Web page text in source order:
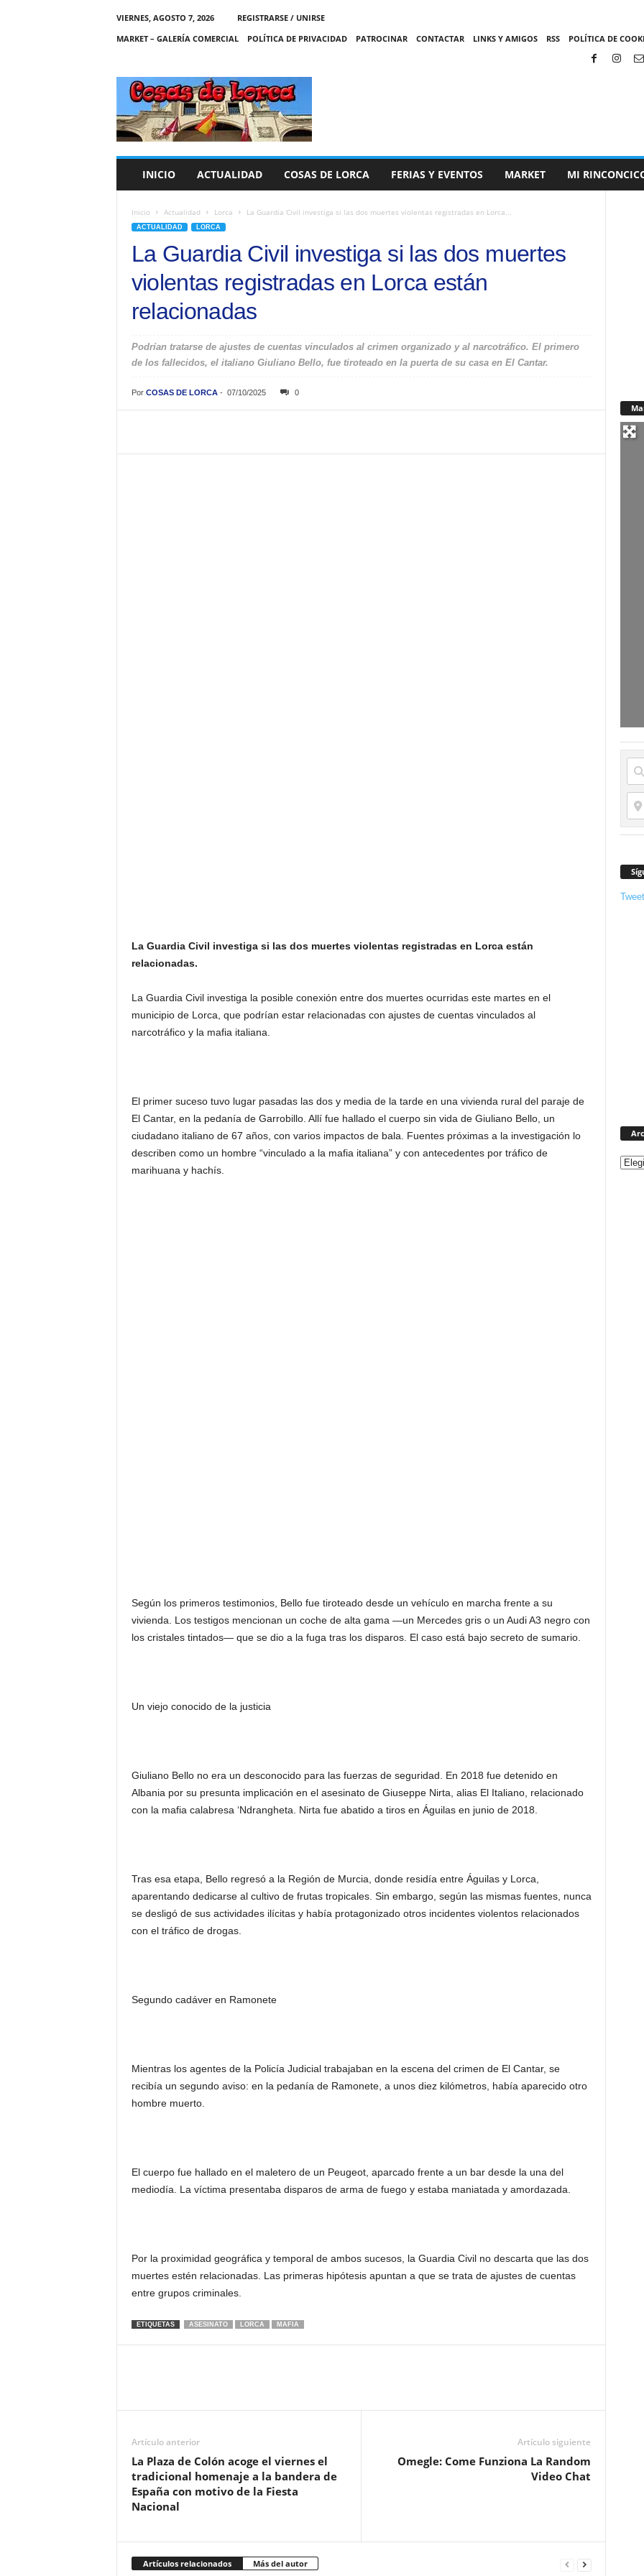
VIERNES, AGOSTO 7, 2026
REGISTRARSE / UNIRSE
MARKET – GALERÍA COMERCIAL
POLÍTICA DE PRIVACIDAD PATROCINAR CONTACTAR LINKS Y AMIGOS RSS POLÍTICA DE
C
A
S
INICIO ACTUALIDAD COSAS DE LORCA FERIAS Y EVENTOS MARKET MI
Inicio Actualidad Lorca La Guardia Civil investiga si las dos muertes violentas registradas en Lorca...
ACTUALIDAD LORCA
La Guardia Civil investiga si las dos muertes
violentas registradas en Lorca están
relacionadas
Podrían tratarse de ajustes de cuentas vinculados al crimen organizado y al narcotráfico. El primero
de los fallecidos, el italiano Giuliano Bello, fue tiroteado en la puerta de su casa en El Cantar.
Por COSAS DE LORCA- 07/10/2025 0
La Guardia Civil investiga si las dos muertes violentas registradas en Lorca están
relacionadas.
La Guardia Civil investiga la posible conexión entre dos muertes ocurridas este martes en el
municipio de Lorca, que podrían estar relacionadas con ajustes de cuentas vinculados al
narcotráfico y la mafia italiana.
El primer suceso tuvo lugar pasadas las dos y media de la tarde en una vivienda rural del paraje de
El Cantar, en la pedanía de Garrobillo. Allí fue hallado el cuerpo sin vida de Giuliano Bello, un
ciudadano italiano de 67 años, con varios impactos de bala. Fuentes próximas a la investigación lo
describen como un hombre “vinculado a la mafia italiana” y con antecedentes por tráfico de
marihuana y hachís.
Según los primeros testimonios, Bello fue tiroteado desde un vehículo en marcha frente a su
vivienda. Los testigos mencionan un coche de alta gama —un Mercedes gris o un Audi A3 negro con
los cristales tintados— que se dio a la fuga tras los disparos. El caso está bajo secreto de sumario.
Un viejo conocido de la justicia
Giuliano Bello no era un desconocido para las fuerzas de seguridad. En 2018 fue detenido en
Albania por su presunta implicación en el asesinato de Giuseppe Nirta, alias El Italiano, relacionado
con la mafia calabresa ‘Ndrangheta. Nirta fue abatido a tiros en Águilas en junio de 2018.
Tras esa etapa, Bello regresó a la Región de Murcia, donde residía entre Águilas y Lorca,
aparentando dedicarse al cultivo de frutas tropicales. Sin embargo, según las mismas fuentes, nunca
se desligó de sus actividades ilícitas y había protagonizado otros incidentes violentos relacionados
con el tráfico de drogas.
Segundo cadáver en Ramonete
Mientras los agentes de la Policía Judicial trabajaban en la escena del crimen de El Cantar, se
recibía un segundo aviso: en la pedanía de Ramonete, a unos diez kilómetros, había aparecido otro
hombre muerto.
El cuerpo fue hallado en el maletero de un Peugeot, aparcado frente a un bar desde la una del
mediodía. La víctima presentaba disparos de arma de fuego y estaba maniatada y amordazada.
Por la proximidad geográfica y temporal de ambos sucesos, la Guardia Civil no descarta que las dos
muertes estén relacionadas. Las primeras hipótesis apuntan a que se trata de ajustes de cuentas
entre grupos criminales.
ETIQUETAS ASESINATO LORCA MAFIA
Artículo anterior
La Plaza de Colón acoge el viernes el
tradicional homenaje a la bandera de
España con motivo de la Fiesta
Nacional
Artículo siguiente
Omegle: Come Funziona La Random
Video Chat
Artículos relacionados Más del autor